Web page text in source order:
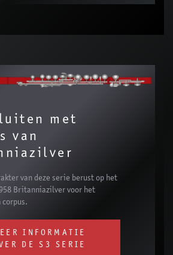
met
van
van deze serie berust op het
Britanniazilver voor het
corpus.
INFORMATIE
DE S3 SERIE